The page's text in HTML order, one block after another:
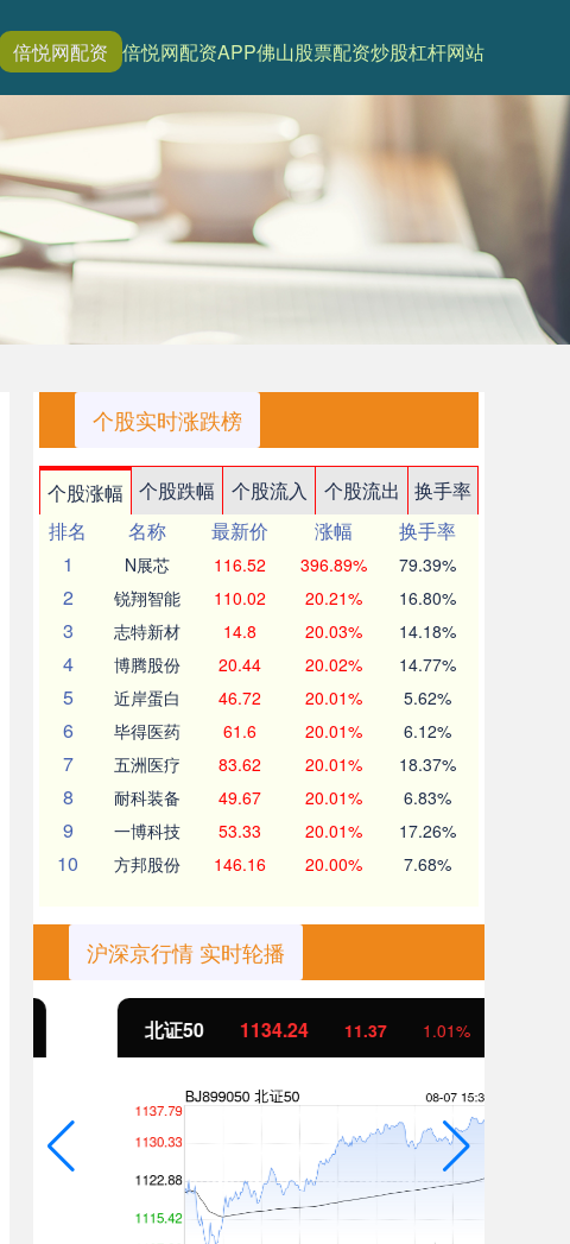
倍悦网配资 倍悦网配资APP佛山股票配资炒股杠杆网站
个股实时涨跌榜
个股涨幅 个股跌幅 个股流入 个股流出
换手率
排名
名称 最新价 涨幅
换手率
1
N展芯 116.52 396.89% 79.39%
2 锐翔智能 110.02 20.21% 16.80%
3 志特新材 14.8 20.03% 14.18%
4 博腾股份 20.44 20.02% 14.77%
5 近岸蛋白 46.72 20.01% 5.62%
6 毕得医药 61.6 20.01% 6.12%
7 五洲医疗 83.62 20.01% 18.37%
8 耐科装备 49.67 20.01% 6.83%
9 一博科技 53.33 20.01% 17.26%
10 方邦股份 146.16 20.00% 7.68%
沪深京行情 实时轮播
北证50 1134.24 11.37 1.01%